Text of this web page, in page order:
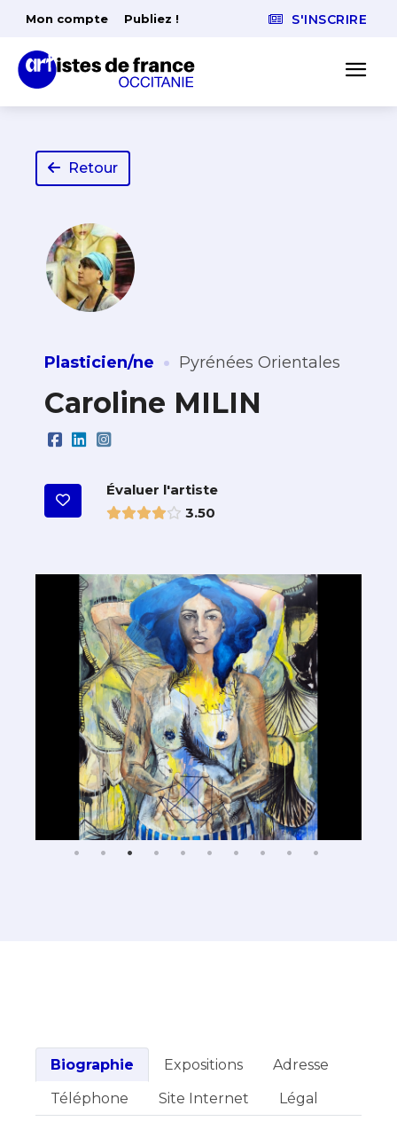
Mon compte Publiez ! S'INSCRIRE
Retour
Plasticien/ne · Pyrénées Orientales
Caroline MILIN
Évaluer l'artiste
3.50
Biographie Expositions
Adresse
Téléphone
Site Internet Légal